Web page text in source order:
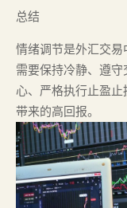
总结
情绪调节是外汇交
需要保持冷静、遵
心、严格执行止盈
带来的高回报。